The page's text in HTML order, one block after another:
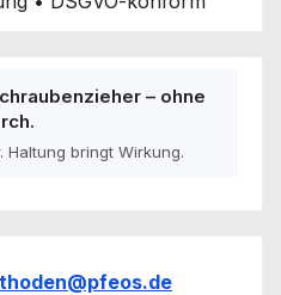
– ohne
Haltung bringt Wirkung.